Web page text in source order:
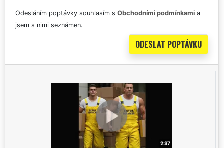
Odesláním poptávky souhlasím s Obchodními podmínkami a
jsem s nimi seznámen.